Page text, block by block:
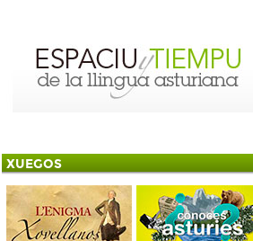
XUEGOS